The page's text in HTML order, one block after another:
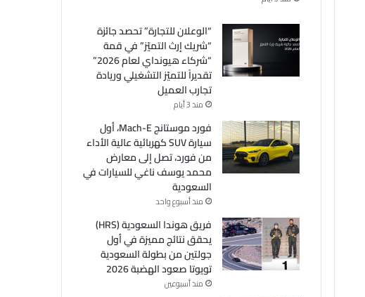
“الوعلان للتجارة” تحصد جائزة
“شريك إرث التميّز” في قمة
“شركاء هيونداي لعام 2026”
تقديراً للتميّز التشغيلي وريادة
تجارب العميل
منذ 3 أيام
فورد موستانج Mach-E، أول
سيارة SUV كهربائية عالية الأداء
من فورد، تصل إلى معارض
محمد يوسف ناغي للسيارات في
السعودية
منذ أسبوع واحد
فريق هوندا السعودية (HRS)
يحقق نتائج مميزة في أول
جولتين من بطولة السعودية
تويوتا صعود الهضبة 2026
منذ أسبوعين